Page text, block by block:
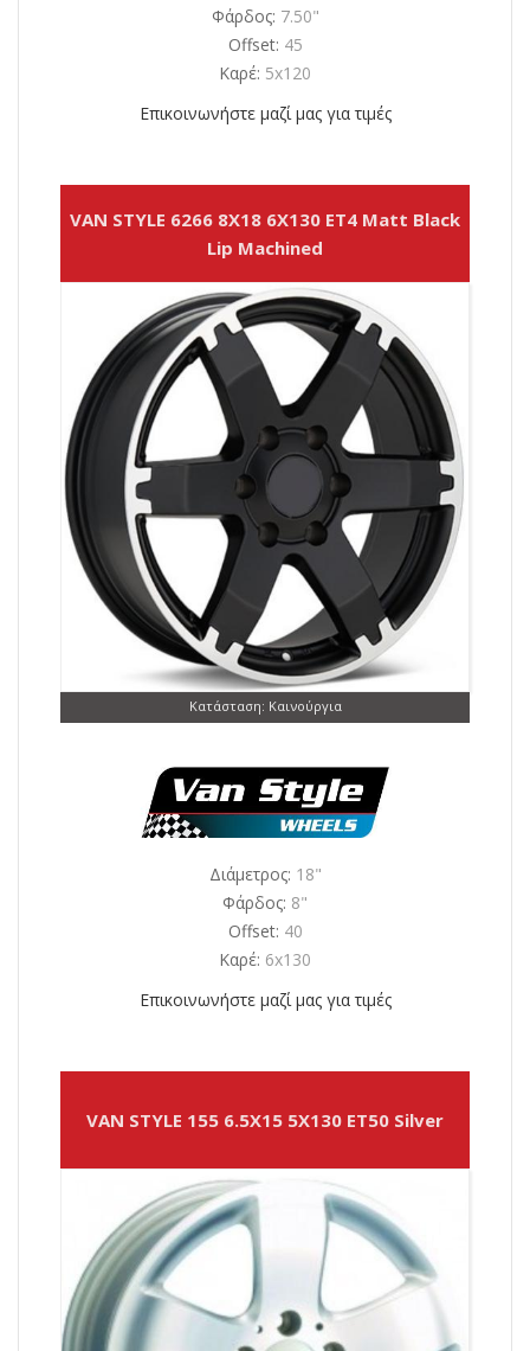
Φάρδος: 7.50"
Offset: 45
Καρέ: 5x120
Επικοινωνήστε μαζί μας για τιμές
VAN STYLE 6266 8X18 6X130 ET4 Matt Black
Lip Machined
Κατάσταση: Καινούργια
Διάμετρος: 18"
Φάρδος: 8"
Offset: 40
Καρέ: 6x130
Επικοινωνήστε μαζί μας για τιμές
VAN STYLE 155 6.5X15 5X130 ET50 Silver